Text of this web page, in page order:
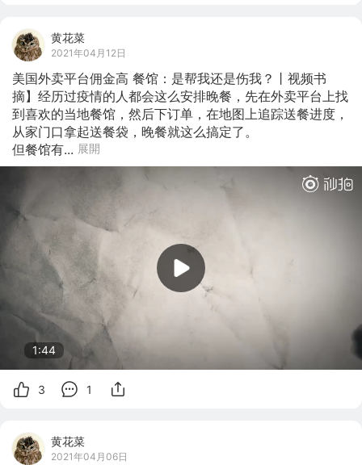
黄花菜
2021年04月12日
美国外卖平台佣金高 餐馆：是帮我还是伤我？丨视频书
摘】经历过疫情的人都会这么安排晚餐，先在外卖平台上找
到喜欢的当地餐馆，然后下订单，在地图上追踪送餐进度，
从家门口拿起送餐袋，晚餐就这么搞定了。
但餐馆有... 展開
1:44
3 1
黄花菜
2021年04月06日